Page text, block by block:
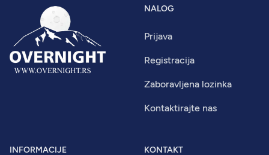
NALOG
Prijava
Registracija
Zaboravljena lozinka
Kontaktirajte nas
INFORMACIJE KONTAKT